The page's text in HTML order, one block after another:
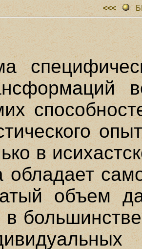
<<<
в
обладает
объем
в